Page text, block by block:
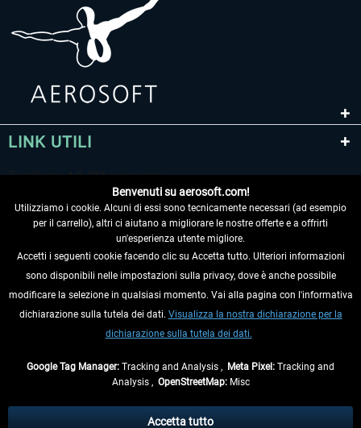
LINK UTILI
RECEDERE DAL CONTRATTO
INFORMAZIONI
eventualmente le spese di spedizione, se non diversamente descritto.
Benvenuti su aerosoft.com!
Utilizziamo i cookie. Alcuni di essi sono tecnicamente necessari (ad esempio
per il carrello), altri ci aiutano a migliorare le nostre offerte e a offrirti
un'esperienza utente migliore.
Accetti i seguenti cookie facendo clic su Accetta tutto. Ulteriori informazioni
sono disponibili nelle impostazioni sulla privacy, dove è anche possibile
modificare la selezione in qualsiasi momento. Vai alla pagina con l'informativa
dichiarazione sulla tutela dei dati. Visualizza la nostra dichiarazione per la
dichiarazione sulla tutela dei dati.
Google Tag Manager: Tracking and Analysis , Meta Pixel: Tracking and
Analysis , OpenStreetMap:Misc
Accetta tutto